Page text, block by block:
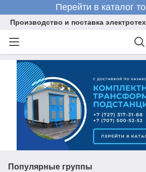
Перейти в каталог
Производство и поставка
Популярные группы